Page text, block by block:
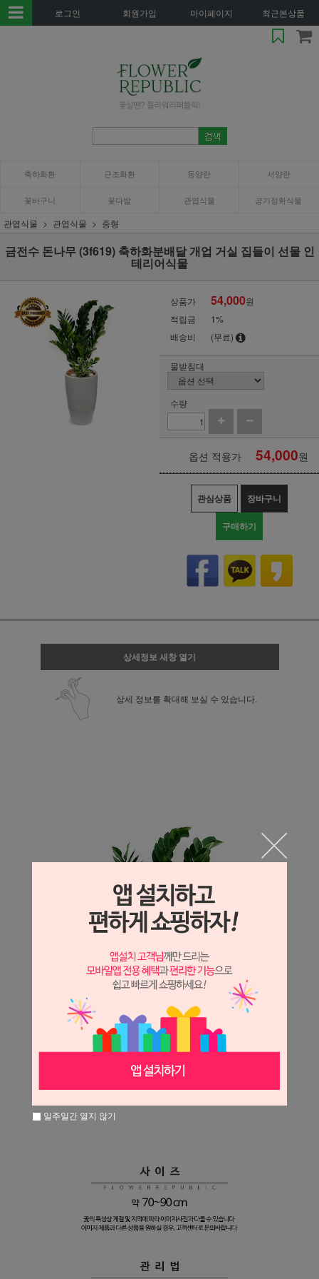
로그인 회원가입 마이페이지 최근본상품
축하화환 근조화환 동양란 서양란
꽃바구니 꽃다발 관엽식물 공기정화식물
관엽식물 관엽식물 중형
금전수 돈나무 (3f619) 축하화분배달 개업 거실 집들이 선물 인
테리어식물
상품가 54,000원
적립금
1%
배송비
(무료)
물받침대
수량
옵션 적용가 54,000원
관심상품 장바구니
구매하기
상세정보 새창 열기
상세 정보를 확대해 보실 수 있습니다.
일주일간 열지 않기